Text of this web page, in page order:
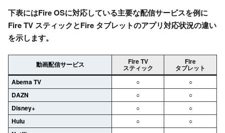
下表にはFire OSに対応している主要な配信サービスを例に
Fire TV スティックとFire タブレットのアプリ対応状況の違い
を示します。
動画配信サービス Fire TV
スティック
Fire
タブレット
Abema TV
○
○
DAZN
○
○
Disney+
○
○
Hulu
○
○